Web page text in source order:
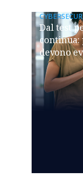
Dal test
continua:
devono